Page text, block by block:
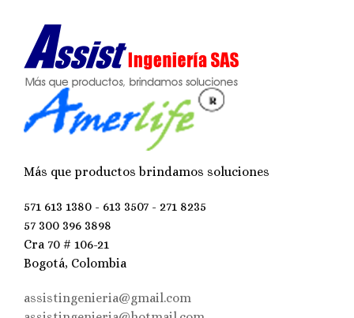
Más que productos brindamos soluciones
571 613 1380 - 613 3507 - 271 8235
57 300 396 3898
Cra 70 # 106-21
Bogotá, Colombia
assistingenieria@gmail.com